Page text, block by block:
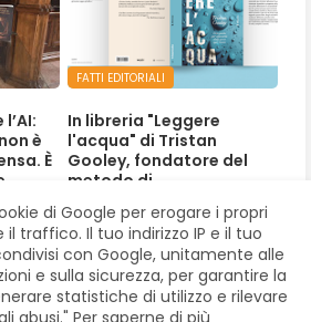
è
È
FATTI EDITORIALI
In libreria "Leggere
l'acqua" di Tristan
Gooley, fondatore del
metodo di
Giugno 24, 2026
di Google per erogare i propri
il traffico. Il tuo indirizzo IP e il tuo
con Google, unitamente alle
e sulla sicurezza, per garantire la
statistiche di utilizzo e rilevare
abusi." Per saperne di più